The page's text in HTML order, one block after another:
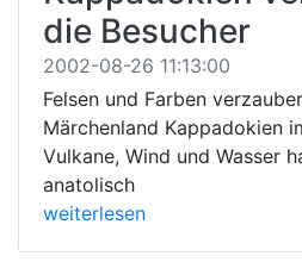
die Besucher
2002-08-26 11:13:00
Felsen und Farben
Märchenland Kappadokien
Vulkane, Wind und Wasser
anatolisch
weiterlesen